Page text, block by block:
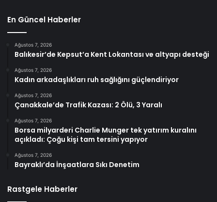
En Güncel Haberler
Ağustos 7, 2026
Balıkesir’de Kepsut’a Kent Lokantası ve altyapı desteği
Ağustos 7, 2026
Kadın arkadaşlıkları ruh sağlığını güçlendiriyor
Ağustos 7, 2026
Çanakkale’de Trafik Kazası: 2 Ölü, 3 Yaralı
Ağustos 7, 2026
Borsa milyarderi Charlie Munger tek yatırım kuralını
açıkladı: Çoğu kişi tam tersini yapıyor
Ağustos 7, 2026
Bayraklı’da İnşaatlara Sıkı Denetim
Rastgele Haberler